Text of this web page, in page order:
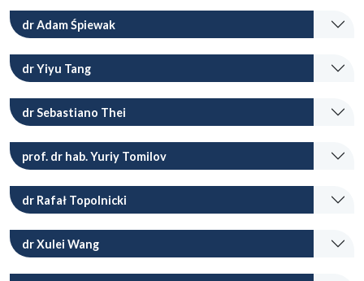
dr Adam Śpiewak
dr Yiyu Tang
dr Sebastiano Thei
prof. dr hab. Yuriy Tomilov
dr Rafał Topolnicki
dr Xulei Wang